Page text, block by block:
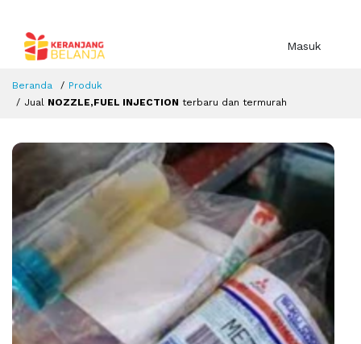
Masuk
Beranda
Produk
Jual NOZZLE,FUEL INJECTION terbaru dan termurah